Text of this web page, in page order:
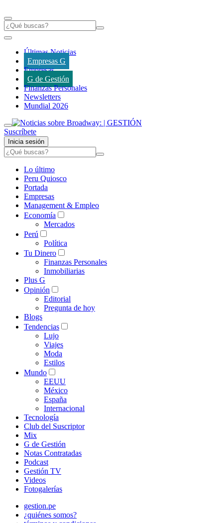
Últimas Noticias
Empresas G
Empresas
G de Gestión
Finanzas Personales
Newsletters
Mundial 2026
Suscríbete
Inicia sesión
Lo último
Peru Quiosco
Portada
Empresas
Management & Empleo
Economía
Mercados
Perú
Política
Tu Dinero
Finanzas Personales
Inmobiliarias
Plus G
Opinión
Editorial
Pregunta de hoy
Blogs
Tendencias
Lujo
Viajes
Moda
Estilos
Mundo
EEUU
México
España
Internacional
Tecnología
Club del Suscriptor
Mix
G de Gestión
Notas Contratadas
Podcast
Gestión TV
Videos
Fotogalerías
gestion.pe
¿quiénes somos?